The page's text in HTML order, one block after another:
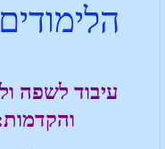
עיבוד לשפה